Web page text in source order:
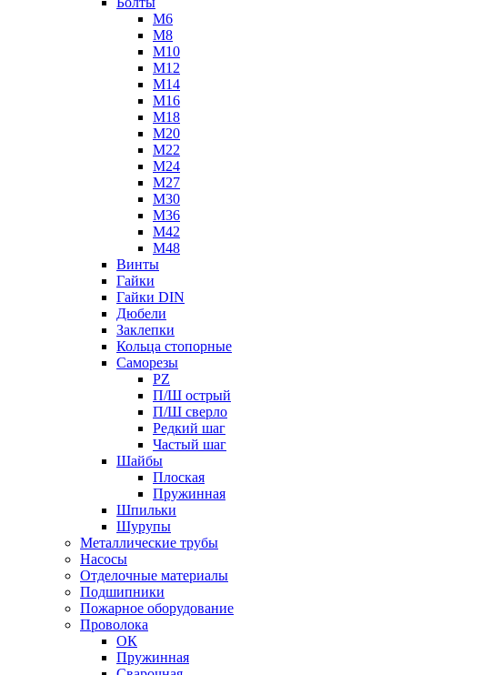
М6
М8
М10
М12
М14
М16
М18
М20
М22
М24
М27
М30
М36
М42
М48
Винты
Гайки
Гайки DIN
Дюбели
Заклепки
Кольца стопорные
Саморезы
PZ
П/Ш острый
П/Ш сверло
Редкий шаг
Частый шаг
Шайбы
Плоская
Пружинная
Шпильки
Шурупы
Металлические трубы
Насосы
Отделочные материалы
Подшипники
Пожарное оборудование
Проволока
ОК
Пружинная